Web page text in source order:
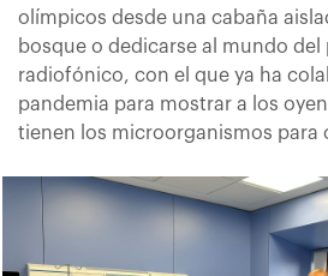
olímpicos desde una cabaña
bosque o dedicarse al mundo del
radiofónico, con el que ya ha
pandemia para mostrar a los
tienen los microorganismos para